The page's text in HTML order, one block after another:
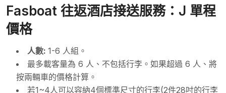
Fasboat 往返酒店接送服務：J 單程
價格
人數: 1-6 人組。
最多載客量為 6 人、不包括行李。如果超過 6 人、將
按兩輛車的價格計算。
若1~4人可以容納4個標準尺寸的行李(2件28吋的行李